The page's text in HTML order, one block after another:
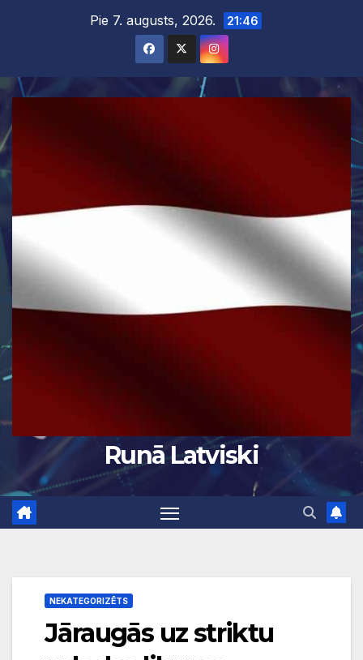
Pie 7. augusts, 2026. 21:46
Runā Latviski
NEKATEGORIZĒTS
Jāraugās uz striktu